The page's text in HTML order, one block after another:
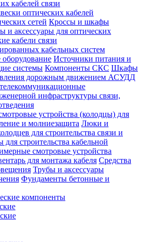
кабелей связи
оптических кабелей
сетей Кроссы и шкафы
и аксессуары для оптических
кабели связи
кабельных систем
оборудование Источники питания и
системы Компоненты СКС Шкафы
дорожным движением АСУДД
инфраструктуры связи,
устройства (колодцы) для
и молниезащита Люки и
для строительства связи и
строительства кабельной
смотровые устройства
для монтажа кабеля Средства
Трубы и аксессуары
Фундаменты бетонные и
компоненты